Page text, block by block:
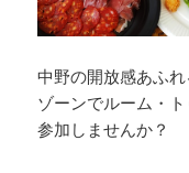
中野の開放感あふ
ゾーンでルーム・
参加しませんか？